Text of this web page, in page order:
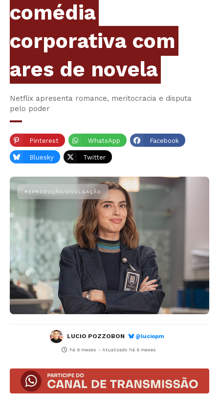
comédia
corporativa com
ares de novela
Netflix apresenta romance, meritocracia e disputa
pelo poder
Pinterest WhatsApp Facebook
Bluesky Twitter
LUCIO POZZOBON @luciopm
há 6 meses - Atualizado há 6 meses